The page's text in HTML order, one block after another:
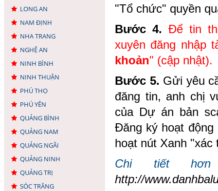
LONG AN
NAM ĐỊNH
NHA TRANG
NGHỆ AN
NINH BÌNH
NINH THUẬN
PHÚ THỌ
PHÚ YÊN
QUẢNG BÌNH
QUẢNG NAM
QUẢNG NGÃI
QUẢNG NINH
QUẢNG TRỊ
SÓC TRĂNG
"Tổ chức" quyền
Bước 4.Để tin
xuyên đăng nhập
khoản" (cập nhật).
Bước 5. Gửi yêu
đăng tin, anh chị
của Dự án bản
Đăng ký hoạt
hoạt nút Xanh
Chi tiết
http://